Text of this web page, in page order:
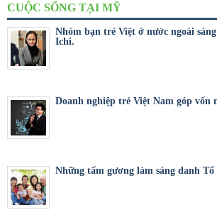
CUỘC SỐNG TẠI MỸ
Nhóm bạn trẻ Việt ở nước ngoài
Ichi.
Doanh nghiệp trẻ Việt Nam góp vốn
Những tấm gương làm sáng danh